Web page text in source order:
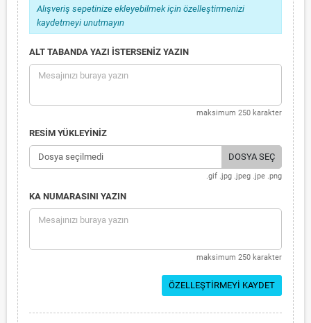
Alışveriş sepetinize ekleyebilmek için özelleştirmenizi
kaydetmeyi unutmayın
ALT TABANDA YAZI İSTERSENİZ YAZIN
maksimum 250 karakter
RESİM YÜKLEYİNİZ
Dosya seçilmedi DOSYA SEÇ
.gif .jpg .jpeg .jpe .png
KA NUMARASINI YAZIN
maksimum 250 karakter
ÖZELLEŞTIRMEYI KAYDET